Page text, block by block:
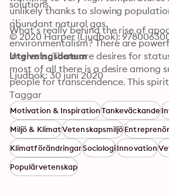
unlikely thanks to slowing
abundant natural gas.
solutions.
What’s really behind the rise of
environmentalism? There are
interests. There are desires for
most of all there is a desire among
people for transcendence. This
natural and healthy. But in
and guilt without redemption, the
to satisfy our deepest
needs.
© 2020 Harper (Ljudbok):
Utgivningsdatum
Ljudbok: 30 juni 2020
Taggar
Motivation & InspirationTankeväckande
Miljö & KlimatVetenskapsmiljö
KlimatförändringarSociologiInnovation
Populärvetenskap